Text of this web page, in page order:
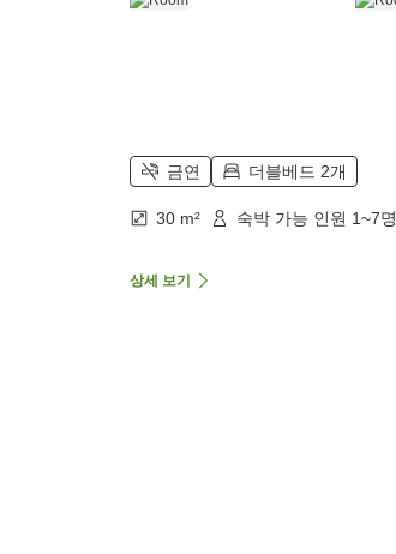
금연 더블베드 2개
30 m² 숙박 가능 인원 1~7명
상세 보기